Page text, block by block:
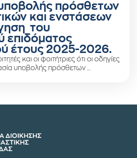
υποβολής πρόσθετων
και ενστάσεων
του
επιδόματος
έτους 2025-2026.
και οι φοιτήτριες ότι οι οδηγίες
υποβολής πρόσθετων …